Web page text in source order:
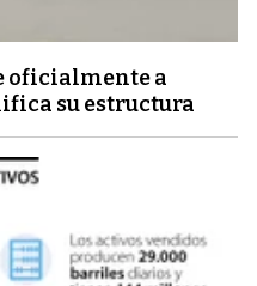
oficialmente a
su estructura